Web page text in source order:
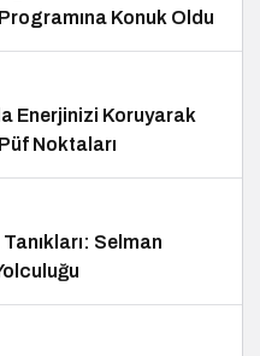
Konuk Oldu
Enerjinizi Koruyarak
Noktaları
Selman